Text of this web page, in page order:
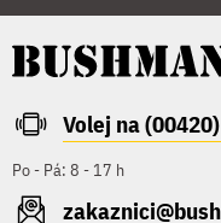
Volej na
Po - Pá: 8 - 17 h